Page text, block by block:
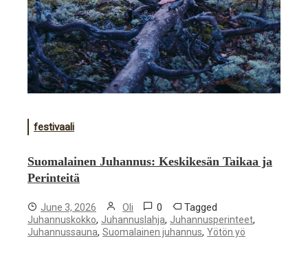
festivaali
Suomalainen Juhannus: Keskikesän Taikaa ja
Perinteitä
June 3, 2026 Oli 0 Tagged
Juhannuskokko, Juhannuslahja, Juhannusperinteet,
Juhannussauna, Suomalainen juhannus, Yötön yö